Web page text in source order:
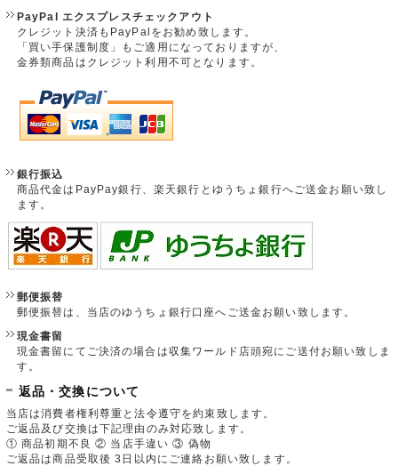
PayPal エクスプレスチェックアウト
クレジット決済もPayPalをお勧め致します。
「買い手保護制度」もご適用になっておりますが、
金券類商品はクレジット利用不可となります。
銀行振込
商品代金はPayPay銀行、楽天銀行とゆうちょ銀行へご送金お願い致し
ます。
郵便振替
郵便振替は、当店のゆうちょ銀行口座へご送金お願い致します。
現金書留
現金書留にてご決済の場合は収集ワールド店頭宛にご送付お願い致しま
す。
返品・交換について
当店は消費者権利尊重と法令遵守を約束致します。
ご返品及び交換は下記理由のみ対応致します。
① 商品初期不良 ② 当店手違い ③ 偽物
ご返品は商品受取後 3日以内にご連絡お願い致します。